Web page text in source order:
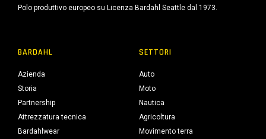
Polo produttivo europeo su Licenza Bardahl Seattle dal 1973.
BARDAHL
Azienda
Storia
Partnership
Attrezzatura tecnica
Bardahlwear
SETTORI
Auto
Moto
Nautica
Agricoltura
Movimento terra